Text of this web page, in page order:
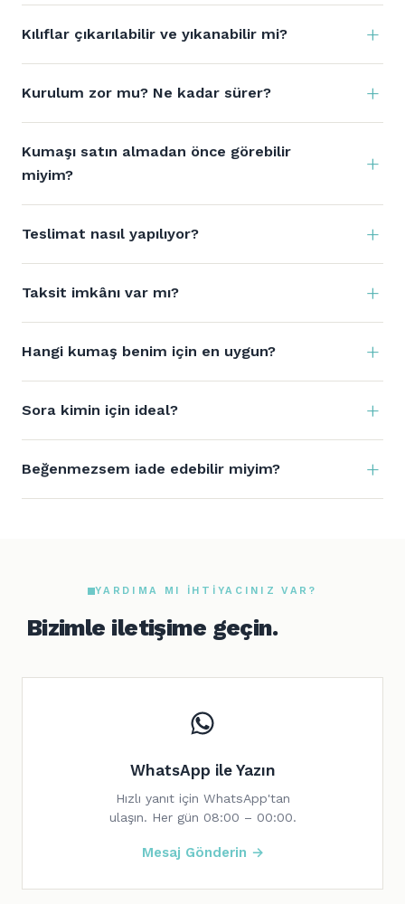
Kılıflar çıkarılabilir ve yıkanabilir mi?
Kurulum zor mu? Ne kadar sürer?
Kumaşı satın almadan önce görebilir
miyim?
Teslimat nasıl yapılıyor?
Taksit imkânı var mı?
Hangi kumaş benim için en uygun?
Sora kimin için ideal?
Beğenmezsem iade edebilir miyim?
YARDIMA MI IHTIYACINIZ VAR?
Bizimle iletişime geçin.
WhatsApp ile Yazın
Hızlı yanıt için WhatsApp'tan
ulaşın. Her gün 08:00 – 00:00.
Mesaj Gönderin →